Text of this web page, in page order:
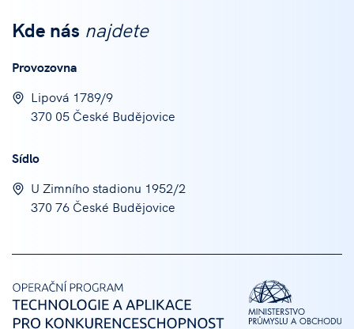
Kde nás najdete
Provozovna
Lipová 1789/9
370 05 České Budějovice
Sídlo
U Zimního stadionu 1952/2
370 76 České Budějovice